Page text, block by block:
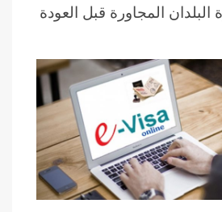
البلدان المجاورة قبل العودة